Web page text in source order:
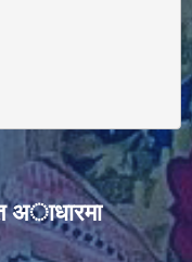
अाधारमा